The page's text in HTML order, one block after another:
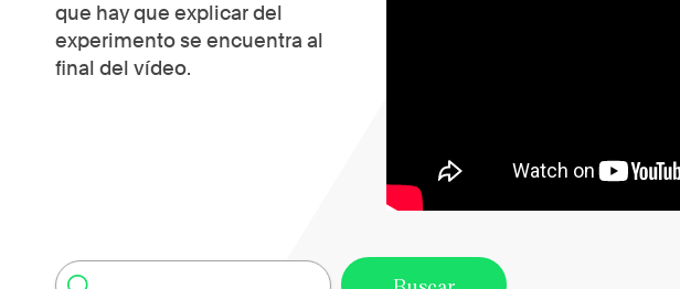
que hay que explicar del
experimento se encuentra al
final del vídeo.